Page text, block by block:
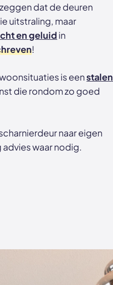
dat de deuren
uitstraling, maar
en geluid in
!
is eenstalen
die rondom zo goed
naar eigen
waar nodig.